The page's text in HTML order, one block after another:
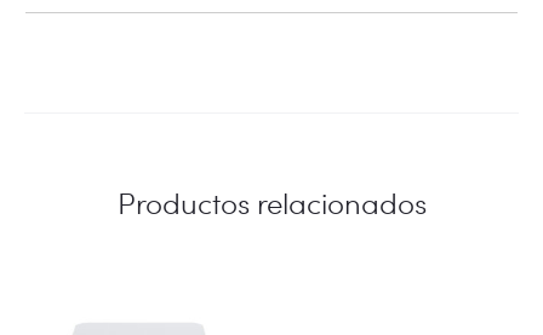
Productos relacionados